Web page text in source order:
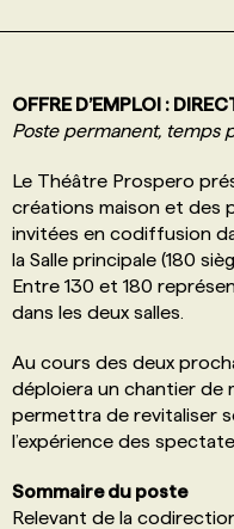
FAQ
ANNONCEZ
OFFRE D’EMPLOI :
Poste permanent, temps
Le Théâtre Prospero
créations maison et des
invitées en codiffusion
la Salle principale (180
Entre 130 et 180
dans les deux salles.
Au cours des deux
déploiera un chantier de
permettra de revitaliser
l’expérience des
Sommaire du poste
Relevant de la